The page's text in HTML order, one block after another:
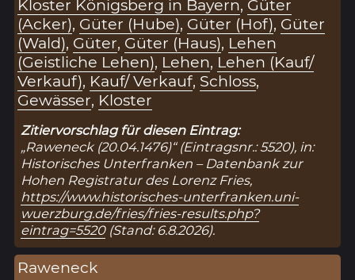
Kloster Königsberg in Bayern, Güter
(Acker), Güter (Hube), Güter (Hof), Güter
(Wald), Güter, Güter (Haus), Lehen
(Geistliche Lehen), Lehen, Lehen (Kauf/
Verkauf), Kauf/ Verkauf, Schloss,
Gewässer, Kloster
Zitiervorschlag für diesen Eintrag:
„Raweneck (20.04.1476)“ (Eintragsnr.: 5520), in:
Historisches Unterfranken – Datenbank zur
Hohen Registratur des Lorenz Fries,
https://www.historisches-unterfranken.uni-
wuerzburg.de/fries/fries-results.php?
eintrag=5520(Stand: 6.8.2026).
Raweneck